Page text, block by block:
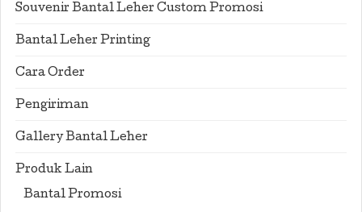
Souvenir Bantal Leher Custom Promosi
Bantal Leher Printing
Cara Order
Pengiriman
Gallery Bantal Leher
Produk Lain
Bantal Promosi